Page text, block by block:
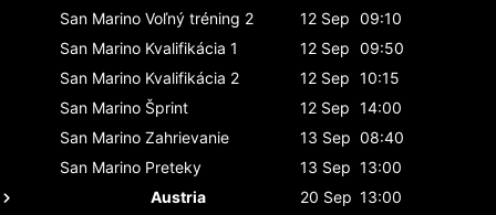
San Marino Voľný tréning 2 12 Sep 09:10
San Marino Kvalifikácia 1 12 Sep 09:50
San Marino Kvalifikácia 2 12 Sep 10:15
San Marino Šprint 12 Sep 14:00
San Marino Zahrievanie 13 Sep 08:40
San Marino Preteky 13 Sep 13:00
Austria
20 Sep 13:00